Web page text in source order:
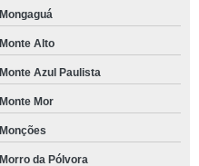
Mongaguá
Monte Alto
Monte Azul Paulista
Monte Mor
Monções
Morro da Pólvora